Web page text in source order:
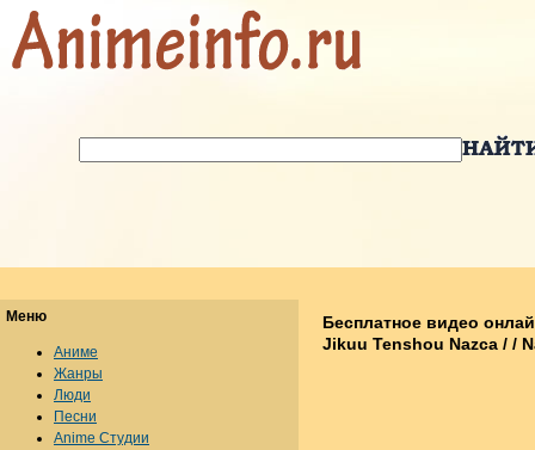
Бесплатное видео
Jikuu Tenshou Nazca / /
Меню
Аниме
Жанры
Люди
Песни
Anime Студии